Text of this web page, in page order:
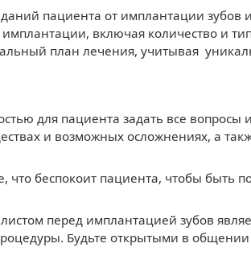
пациента от имплантации зубов
имплантации, включая количество и
план лечения, учитывая
для пациента задать все
и возможных осложнениях, а
что беспокоит пациента, чтобы
перед имплантацией зубов
Будьте открытыми в общении